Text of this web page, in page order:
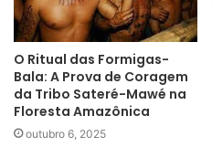
O Ritual das Formigas-
Bala: A Prova de Coragem
da Tribo Sateré-Mawé na
Floresta Amazônica
outubro 6, 2025